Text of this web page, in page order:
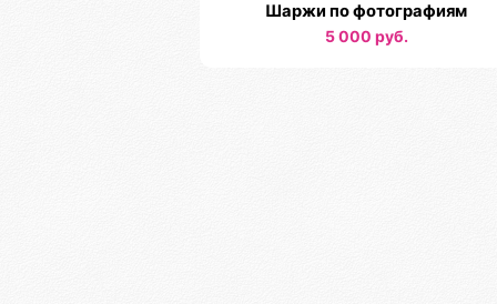
Шаржи по фотографиям
5 000 руб.